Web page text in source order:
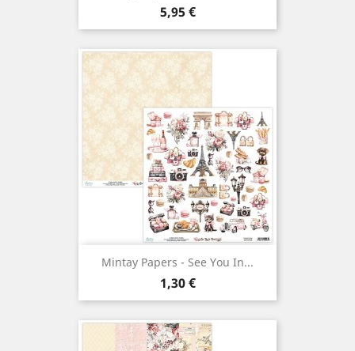
Prix
5,95 €
Mintay Papers - See You In...
Prix
1,30 €